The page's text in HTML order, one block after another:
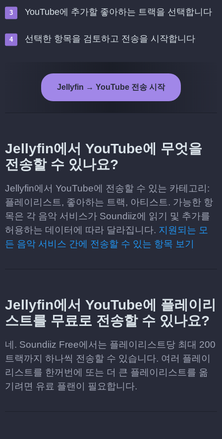
YouTube에 추가할 좋아하는 트랙을 선택합니다
선택한 항목을 검토하고 전송을 시작합니다
Jellyfin → YouTube 전송 시작
Jellyfin에서 YouTube에 무엇을
전송할 수 있나요?
Jellyfin에서 YouTube에 전송할 수 있는 카테고리:
플레이리스트, 좋아하는 트랙, 아티스트. 가능한 항
목은 각 음악 서비스가 Soundiiz에 읽기 및 추가를
허용하는 데이터에 따라 달라집니다. 지원되는 모
든 음악 서비스 간에 전송할 수 있는 항목 보기
Jellyfin에서 YouTube에 플레이리
스트를 무료로 전송할 수 있나요?
네. Soundiiz Free에서는 플레이리스트당 최대 200
트랙까지 하나씩 전송할 수 있습니다. 여러 플레이
리스트를 한꺼번에 또는 더 큰 플레이리스트를 옮
기려면 유료 플랜이 필요합니다.